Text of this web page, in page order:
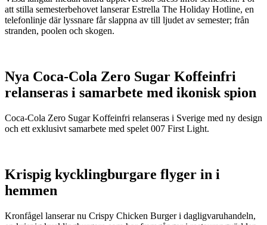
att stilla semesterbehovet lanserar Estrella The Holiday Hotline, en
telefonlinje där lyssnare får slappna av till ljudet av semester; från
stranden, poolen och skogen.
Nya Coca-Cola Zero Sugar Koffeinfri
relanseras i samarbete med ikonisk spion
Coca-Cola Zero Sugar Koffeinfri relanseras i Sverige med ny design
och ett exklusivt samarbete med spelet 007 First Light.
Krispig kycklingburgare flyger in i
hemmen
Kronfågel lanserar nu Crispy Chicken Burger i dagligvaruhandeln,